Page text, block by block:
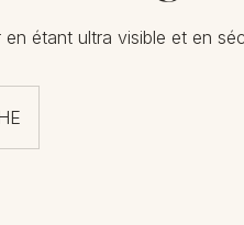
étant ultra visible et en